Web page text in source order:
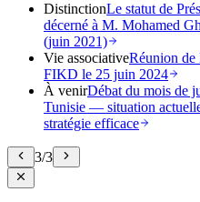
DistinctionLe statut de
décerné à M. Mohamed
(juin 2021)
Vie associativeRéunion de
FIKD le 25 juin 2024
À venirDébat du mois de
Tunisie — situation
stratégie efficace
3/3